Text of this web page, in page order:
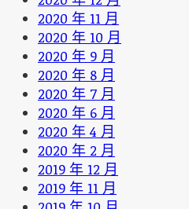
2020 年 11 月
2020 年 10 月
2020 年 9 月
2020 年 8 月
2020 年 7 月
2020 年 6 月
2020 年 4 月
2020 年 2 月
2019 年 12 月
2019 年 11 月